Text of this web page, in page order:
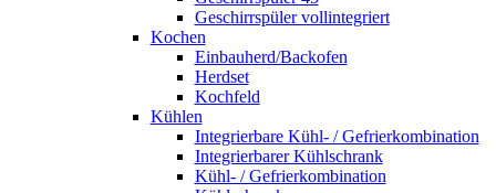
Geschirrspüler vollintegriert
Kochen
Einbauherd/Backofen
Herdset
Kochfeld
Kühlen
Integrierbare Kühl- / Gefrierkombination
Integrierbarer Kühlschrank
Kühl- / Gefrierkombination